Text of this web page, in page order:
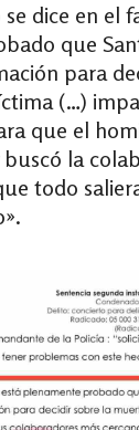
dice en el
que
para
(…)
que el
la
todo